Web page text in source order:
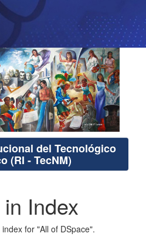
del Tecnológico
(RI - TecNM)
Index
for "All of DSpace".